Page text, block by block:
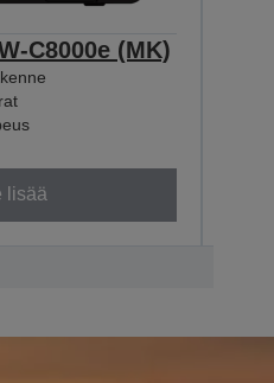
C8000e (MK)
lisää